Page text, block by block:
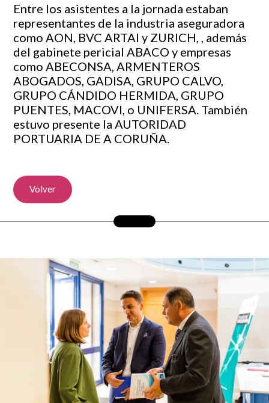
Entre los asistentes a la jornada estaban
representantes de la industria aseguradora
como AON, BVC ARTAI y ZURICH, , además
del gabinete pericial ABACO y empresas
como ABECONSA, ARMENTEROS
ABOGADOS, GADISA, GRUPO CALVO,
GRUPO CÁNDIDO HERMIDA, GRUPO
PUENTES, MACOVI, o UNIFERSA. También
estuvo presente la AUTORIDAD
PORTUARIA DE A CORUÑA.
Volver